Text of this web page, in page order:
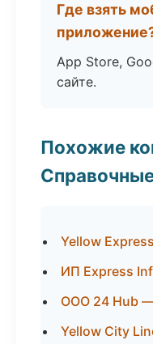
Где взять
App Store,
сайте.
Похожие
Yellow
ИП Express
ООО 24 Hub
Yellow City